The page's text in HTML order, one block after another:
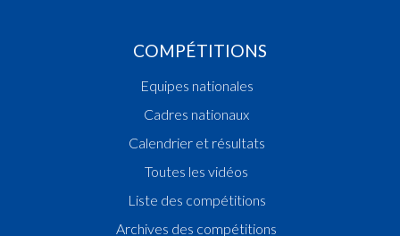
COMPÉTITIONS
Equipes nationales
Cadres nationaux
Calendrier et résultats
Toutes les vidéos
Liste des compétitions
Archives des compétitions